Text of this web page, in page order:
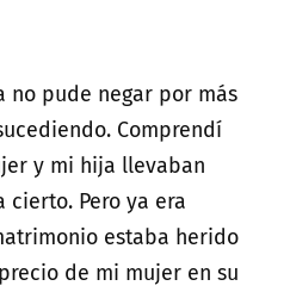
no pude negar por más
Comprendí
y mi hija llevaban
cierto. Pero ya era
estaba herido
de mi mujer en su